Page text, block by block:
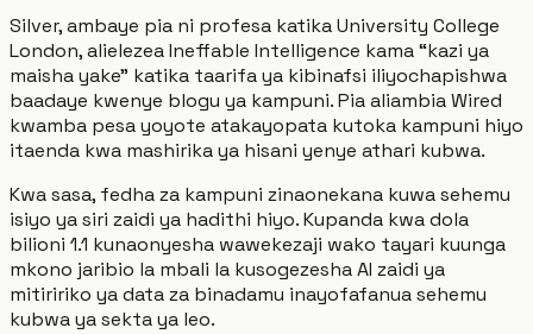
Silver, ambaye pia ni profesa katika University College
London, alielezea Ineffable Intelligence kama “kazi ya
maisha yake” katika taarifa ya kibinafsi iliyochapishwa
baadaye kwenye blogu ya kampuni. Pia aliambia Wired
kwamba pesa yoyote atakayopata kutoka kampuni hiyo
itaenda kwa mashirika ya hisani yenye athari kubwa.
Kwa sasa, fedha za kampuni zinaonekana kuwa sehemu
isiyo ya siri zaidi ya hadithi hiyo. Kupanda kwa dola
bilioni 1.1 kunaonyesha wawekezaji wako tayari kuunga
mkono jaribio la mbali la kusogezesha AI zaidi ya
mitiririko ya data za binadamu inayofafanua sehemu
kubwa ya sekta ya leo.